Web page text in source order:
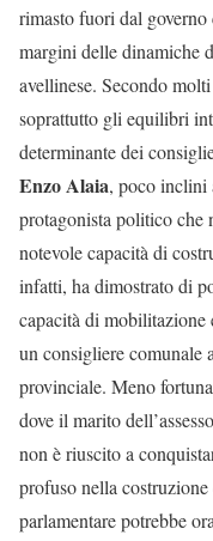
rimasto fuori dal
margini delle dinamiche
avellinese. Secondo
soprattutto gli equilibri
determinante dei
Enzo Alaia, poco inclini
protagonista politico che
notevole capacità di
infatti, ha dimostrato di
capacità di mobilitazione
un consigliere comunale
provinciale. Meno
dove il marito
non è riuscito a
profuso nella
parlamentare potrebbe